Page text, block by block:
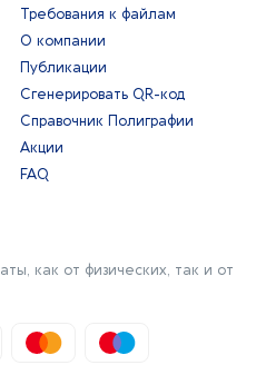
Требования к файлам
О компании
Публикации
Сгенерировать QR-код
Справочник Полиграфии
Акции
FAQ
как от физических, так и от